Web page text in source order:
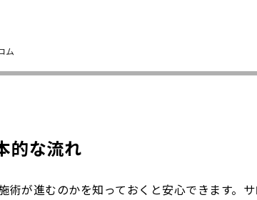
ム
的な流れ
が進むのかを知っておくと安心できます。